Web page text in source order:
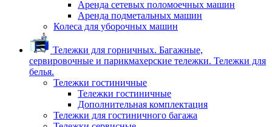
Аренда сетевых поломоечных машин
Аренда подметальных машин
Колеса для уборочных машин
Тележки для горничных. Багажные,
сервировочные и парикмахерские тележки. Тележки для
белья.
Тележки гостиничные
Тележки гостиничные
Дополнительная комплектация
Тележки для гостиничного багажа